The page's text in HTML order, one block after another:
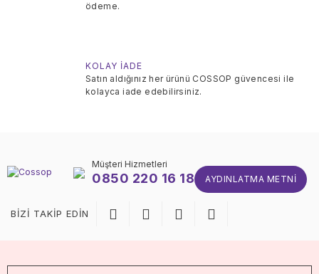
ödeme.
KOLAY İADE
Satın aldığınız her ürünü COSSOP güvencesi ile
kolayca iade edebilirsiniz.
Müşteri Hizmetleri
0850 220 16 18 AYDINLATMA METNI
BİZİ TAKİP EDİN